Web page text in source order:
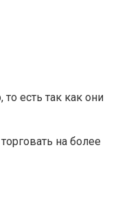
есть так как они
на более